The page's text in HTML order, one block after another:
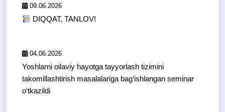
09.06.2026
DIQQAT, TANLOV!
04.06.2026
Yoshlarni oilaviy hayotga tayyorlash tizimini
takomillashtirish masalalariga bag‘ishlangan seminar
o‘tkazildi